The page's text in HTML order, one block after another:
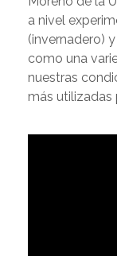
a nivel
(invernadero)
como una
nuestras
más utilizadas